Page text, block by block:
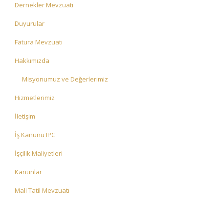
Dernekler Mevzuatı
Duyurular
Fatura Mevzuatı
Hakkımızda
Misyonumuz ve Değerlerimiz
Hizmetlerimiz
İletişim
İş Kanunu IPC
İşçilik Maliyetleri
Kanunlar
Mali Tatil Mevzuatı